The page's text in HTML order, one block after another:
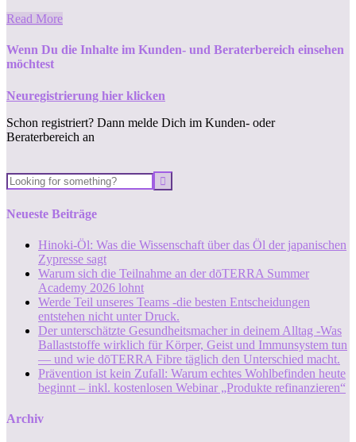
Read More
Wenn Du die Inhalte im Kunden- und Beraterbereich einsehen
möchtest
Neuregistrierung hier klicken
Schon registriert? Dann melde Dich im Kunden- oder
Beraterbereich an
Neueste Beiträge
Hinoki-Öl: Was die Wissenschaft über das Öl der japanischen
Zypresse sagt
Warum sich die Teilnahme an der dōTERRA Summer
Academy 2026 lohnt
Werde Teil unseres Teams -die besten Entscheidungen
entstehen nicht unter Druck.
Der unterschätzte Gesundheitsmacher in deinem Alltag -Was
Ballaststoffe wirklich für Körper, Geist und Immunsystem tun
— und wie dōTERRA Fibre täglich den Unterschied macht.
Prävention ist kein Zufall: Warum echtes Wohlbefinden heute
beginnt – inkl. kostenlosen Webinar „Produkte refinanzieren“
Archiv